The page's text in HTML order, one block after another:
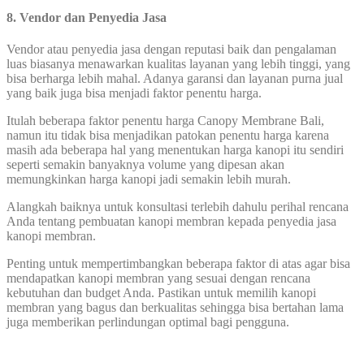
8. Vendor dan Penyedia Jasa
Vendor atau penyedia jasa dengan reputasi baik dan pengalaman
luas biasanya menawarkan kualitas layanan yang lebih tinggi, yang
bisa berharga lebih mahal. Adanya garansi dan layanan purna jual
yang baik juga bisa menjadi faktor penentu harga.
Itulah beberapa faktor penentu harga Canopy Membrane Bali,
namun itu tidak bisa menjadikan patokan penentu harga karena
masih ada beberapa hal yang menentukan harga kanopi itu sendiri
seperti semakin banyaknya volume yang dipesan akan
memungkinkan harga kanopi jadi semakin lebih murah.
Alangkah baiknya untuk konsultasi terlebih dahulu perihal rencana
Anda tentang pembuatan kanopi membran kepada penyedia jasa
kanopi membran.
Penting untuk mempertimbangkan beberapa faktor di atas agar bisa
mendapatkan kanopi membran yang sesuai dengan rencana
kebutuhan dan budget Anda. Pastikan untuk memilih kanopi
membran yang bagus dan berkualitas sehingga bisa bertahan lama
juga memberikan perlindungan optimal bagi pengguna.